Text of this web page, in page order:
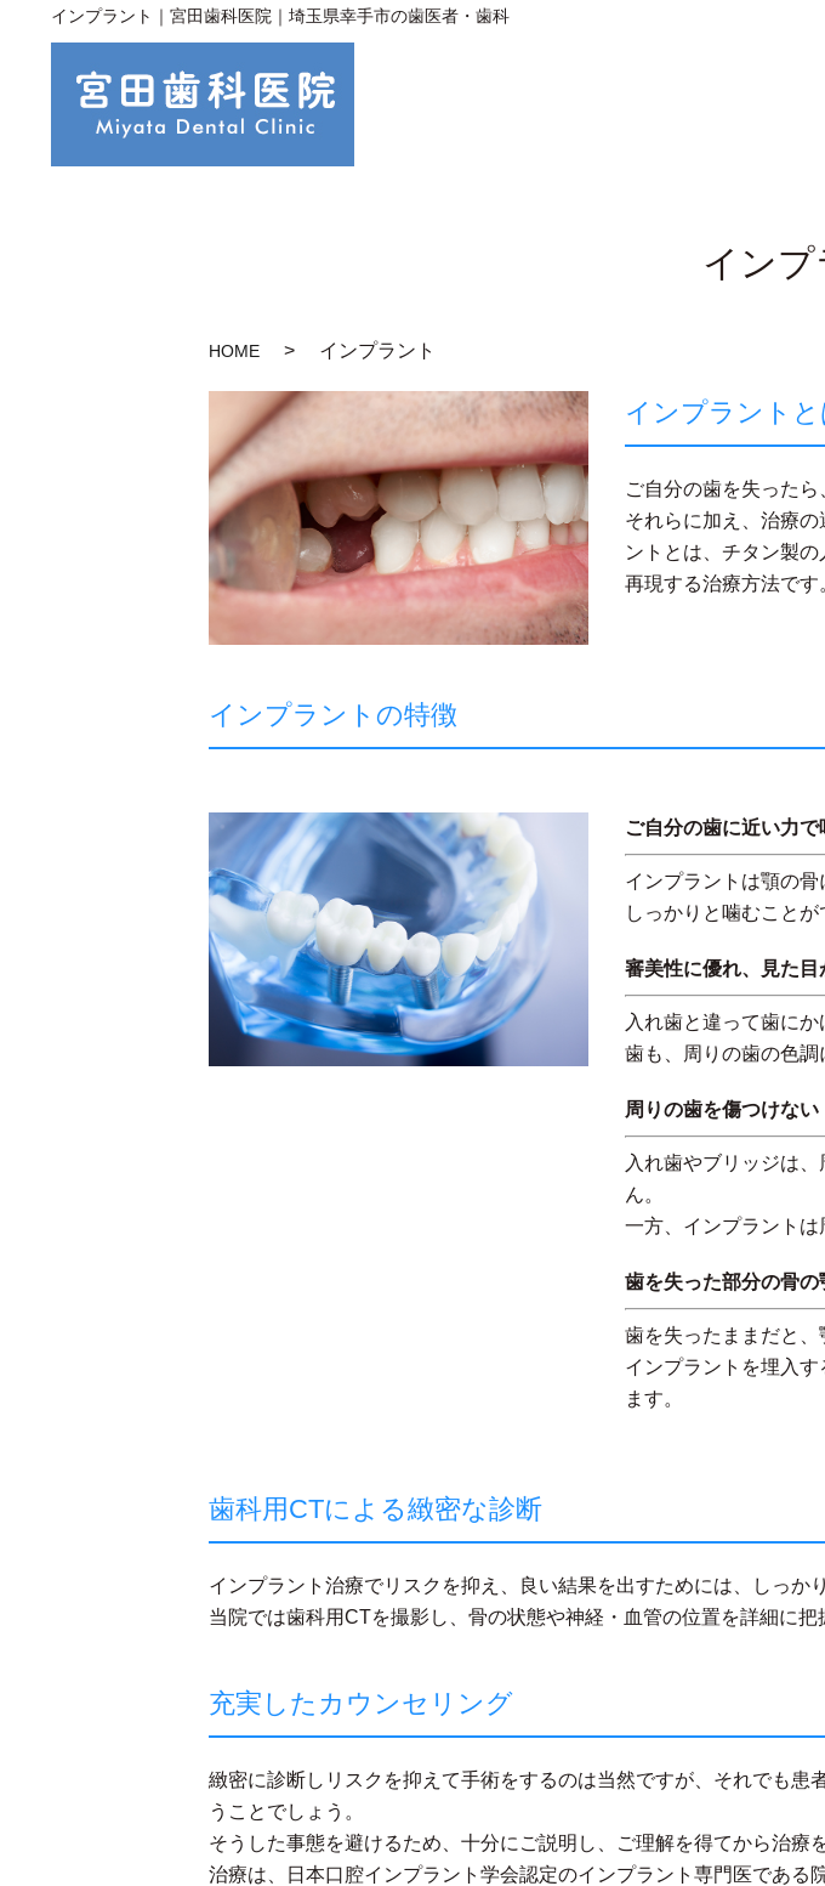
インプラント｜宮田歯科医院｜埼玉県幸手市の歯医者・歯科
インプ
HOME インプラント
インプラントと
ご自分の歯を失った
それらに加え、治療
ントとは、チタン製
再現する治療方法です
インプラントの特徴
ご自分の歯に近い力で
インプラントは顎の
しっかりと噛むことが
審美性に優れ、見た
入れ歯と違って歯に
歯も、周りの歯の色調
周りの歯を傷つけない
入れ歯やブリッジは
ん。
一方、インプラントは
歯を失った部分の骨の
歯を失ったままだと、
インプラントを埋入
ます。
歯科用CTによる緻密な診断
インプラント治療でリスクを抑え、良い結果を出すためには、しっか
当院では歯科用CTを撮影し、骨の状態や神経・血管の位置を詳細に
充実したカウンセリング
緻密に診断しリスクを抑えて手術をするのは当然ですが、それでも
うことでしょう。
そうした事態を避けるため、十分にご説明し、ご理解を得てから治療
治療は、日本口腔インプラント学会認定のインプラント専門医である